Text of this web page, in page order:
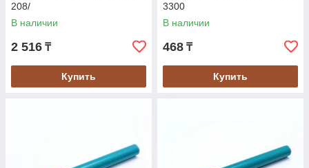
208/
В наличии
2 516 ₸
Купить
3300
В наличии
468 ₸
Купить